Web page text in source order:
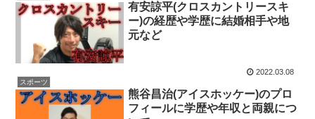
有安諒平(クロスカントリースキ
ー)の経歴や学歴に結婚相手や地
元など
2022.03.08
スポーツ
熊谷昌治(アイスホッケー)のプロ
フィールに学歴や年収と両親につ